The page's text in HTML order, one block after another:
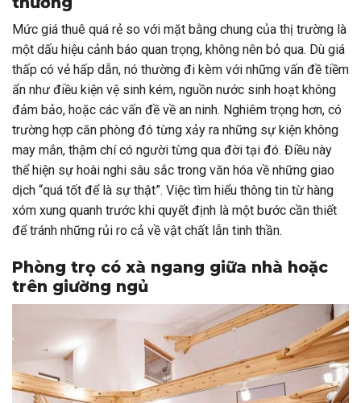
Mức giá thuê quá rẻ so với mặt bằng chung của thị trường là
một dấu hiệu cảnh báo quan trọng, không nên bỏ qua. Dù giá
thấp có vẻ hấp dẫn, nó thường đi kèm với những vấn đề tiềm
ẩn như điều kiện vệ sinh kém, nguồn nước sinh hoạt không
đảm bảo, hoặc các vấn đề về an ninh. Nghiêm trọng hơn, có
trường hợp căn phòng đó từng xảy ra những sự kiện không
may mắn, thậm chí có người từng qua đời tại đó. Điều này
thể hiện sự hoài nghi sâu sắc trong văn hóa về những giao
dịch “quá tốt để là sự thật”. Việc tìm hiểu thông tin từ hàng
xóm xung quanh trước khi quyết định là một bước cần thiết
để tránh những rủi ro cả về vật chất lẫn tinh thần.
Phòng trọ có xà ngang giữa nhà hoặc
trên giường ngủ